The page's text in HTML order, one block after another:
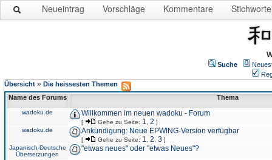
Neueintrag Vorschläge Kommentare Stichworte
Suche
Übersicht » Die heissesten Themen
Name des Forums
Thema
wadoku.de Willkommen im neuen wadoku - Forum
[ Gehe zu Seite: 1 2 ]
wadoku.de
Ankündigung: Neue EPWING-Version verfügbar
[ Gehe zu Seite: 1 2 3 ]
Japanisch-Deutsche
Übersetzungen
"etwas neues" oder "etwas Neues"?